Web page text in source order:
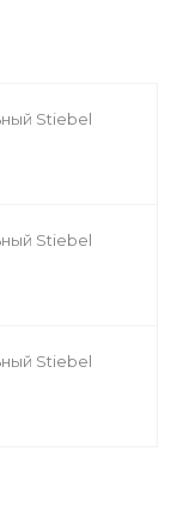
Stiebel
Stiebel
Stiebel